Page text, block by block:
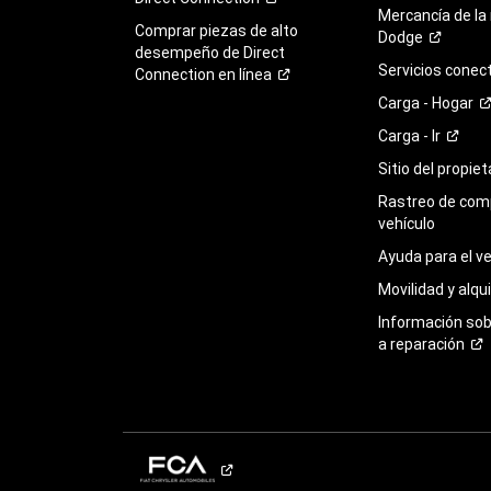
Comprar piezas de alto
desempeño de Direct
Connection en línea
Mercancía de
Dodge
Servicios
Carga - Hogar
Carga - Ir
Sitio del
Rastreo de
vehículo
Ayuda para el
Movilidad y
Información
a reparación